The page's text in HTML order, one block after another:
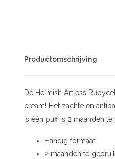
Productomschrijving
De Heimish Artless
cream! Het zachte en
is één puff is 2 maanden
Handig formaat
2 maanden te